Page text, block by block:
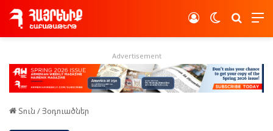
Switch skin
Log In
Advertisement
Տուն /Յօդուածներ